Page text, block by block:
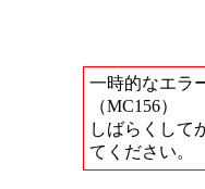
一時的なエラ
（MC156）
しばらくして
てください。